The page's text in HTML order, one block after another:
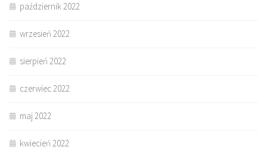
październik 2022
wrzesień 2022
sierpień 2022
czerwiec 2022
maj 2022
kwiecień 2022